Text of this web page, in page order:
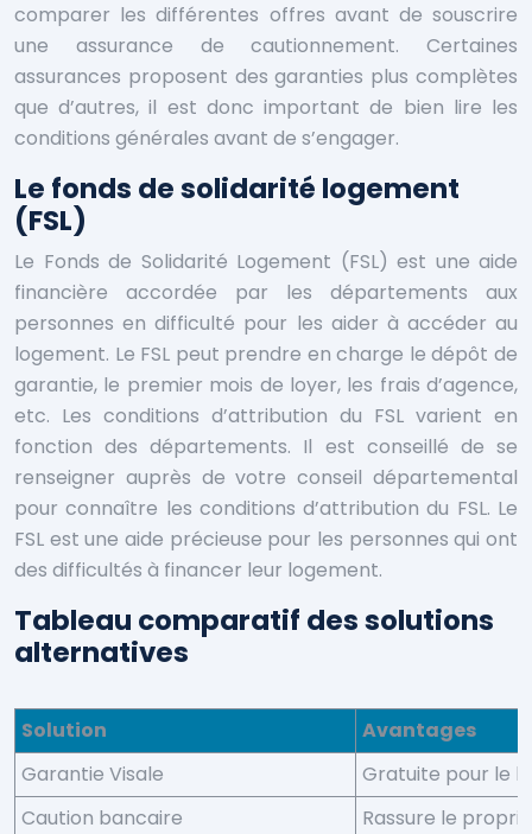
comparer les différentes offres avant de souscrire
une assurance de cautionnement. Certaines
assurances proposent des garanties plus complètes
que d’autres, il est donc important de bien lire les
conditions générales avant de s’engager.
Le fonds de solidarité logement
(FSL)
Le Fonds de Solidarité Logement (FSL) est une aide
financière accordée par les départements aux
personnes en difficulté pour les aider à accéder au
logement. Le FSL peut prendre en charge le dépôt de
garantie, le premier mois de loyer, les frais d’agence,
etc. Les conditions d’attribution du FSL varient en
fonction des départements. Il est conseillé de se
renseigner auprès de votre conseil départemental
pour connaître les conditions d’attribution du FSL. Le
FSL est une aide précieuse pour les personnes qui ont
des difficultés à financer leur logement.
Tableau comparatif des solutions
alternatives
Solution
Avantages
Garantie Visale
Gratuite pour le
Caution bancaire
Rassure le